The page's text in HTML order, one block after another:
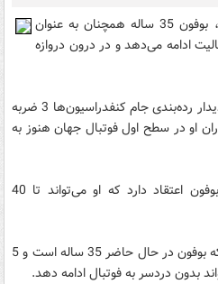
به گزارش مشرق به نقل از فارس، بوفون 35 ساله همچنان به عنوان
ادامه می‌دهد و در درون دروازه
او در ترکیب تیم ملی کشورش در دیدار رده‌بندی جام کنفدراسیون‌ها 3 ضربه
او در سطح اول فوتبال جهان هنوز به
در این‌باره مدیربرنامه‌های جی‌جی‌بوفون اعتقاد دارد که او می‌تواند تا 40
سیلوانو مارتینا در این رابطه گفت که بوفون در حال حاضر 35 ساله است و 5